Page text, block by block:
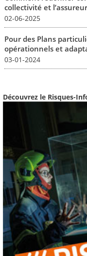
collectivité et
02-06-2025
Pour des Plans
opérationnels et
03-01-2024
Découvrez le Risques-